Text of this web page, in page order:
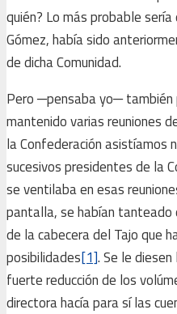
quién? Lo más probable
Gómez, había sido
de dicha Comunidad.
Pero ─pensaba yo─ también
mantenido varias reuniones
la Confederación asistíamos
sucesivos presidentes de la
se ventilaba en esas
pantalla, se habían tanteado
de la cabecera del Tajo que
posibilidades[1]. Se le
fuerte reducción de los
directora hacía para sí las